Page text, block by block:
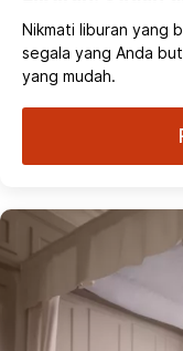
Nikmati liburan yang
segala yang Anda
yang mudah.